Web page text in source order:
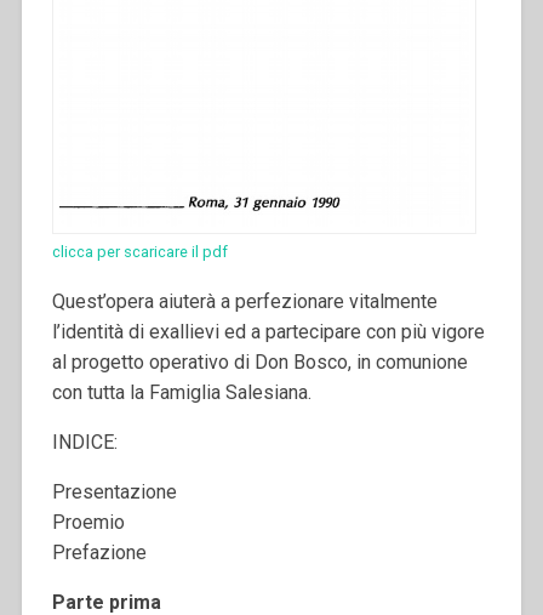
clicca per scaricare il pdf
Quest’opera aiuterà a perfezionare vitalmente
l’identità di exallievi ed a partecipare con più vigore
al progetto operativo di Don Bosco, in comunione
con tutta la Famiglia Salesiana.
INDICE:
Presentazione
Proemio
Prefazione
Parte prima